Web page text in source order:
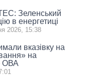
Зеленський
в енергетиці
2026, 15:38
вказівку на
на
ОВА